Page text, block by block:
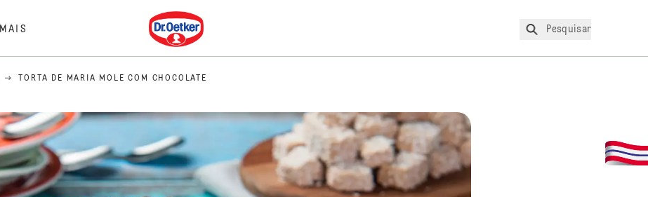
MAIS
Dr. Oetker
Pesquisar
TORTA DE MARIA MOLE COM CHOCOLATE